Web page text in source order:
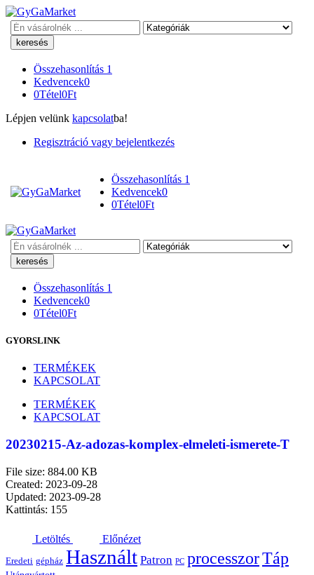
Keresés
Összehasonlítás 1
Kedvencek0
0Tétel0Ft
Lépjen velünk kapcsolatba!
Regisztráció vagy bejelentkezés
Összehasonlítás 1
Kedvencek0
0Tétel0Ft
Keresés
Összehasonlítás 1
Kedvencek0
0Tétel0Ft
GYORSLINK
TERMÉKEK
KAPCSOLAT
TERMÉKEK
KAPCSOLAT
20230215-Az-adozas-komplex-elmeleti-ismerete-T
File size: 884.00 KB
Created: 2023-09-28
Updated: 2023-09-28
Kattintás: 155
Letöltés Előnézet
Eredeti gépház Használt Patron PC processzorTáp